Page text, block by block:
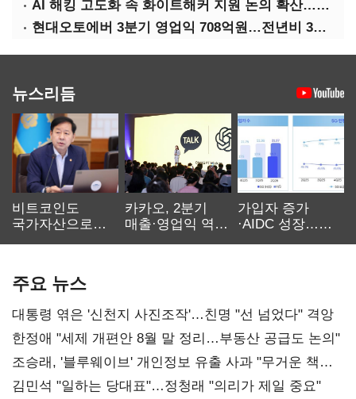
AI 해킹 고도화 속 화이트해커 지원 논의 확산…'버그바운티' 재조명
현대오토에버 3분기 영업익 708억원…전년비 34.8%↑
뉴스리듬
비트코인도
국가자산으로…'
카카오, 2분기
매출·영업익 역대
가입자 증가
·AIDC 성장…
주요 뉴스
대통령 엮은 '신천지 사진조작'…친명 "선 넘었다" 격앙
한정애 "세제 개편안 8월 말 정리…부동산 공급도 논의"
조승래, '블루웨이브' 개인정보 유출 사과 "무거운 책임
통감"
김민석 "일하는 당대표"…정청래 "의리가 제일 중요"